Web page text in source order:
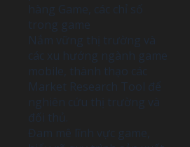
hàng Game, các chỉ số
trong game
Nắm vững thị trường và
các xu hướng ngành game
mobile, thành thạo các
Market Research Tool để
nghiên cứu thị trường và
đối thủ.
Đam mê lĩnh vực game,